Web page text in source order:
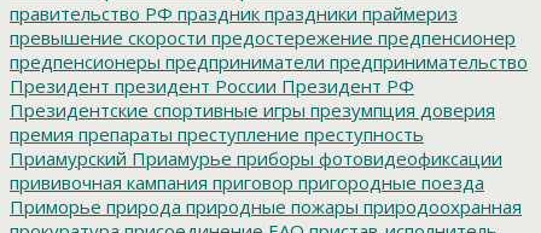
правительство РФ праздник праздники праймериз
превышение скорости предостережение предпенсионер
предпенсионеры предприниматели предпринимательство
Президент президент России Президент РФ
Президентские спортивные игры презумпция доверия
премия препараты преступление преступность
Приамурский Приамурье приборы фотовидеофиксации
прививочная кампания приговор пригородные поезда
Приморье природа природные пожары природоохранная